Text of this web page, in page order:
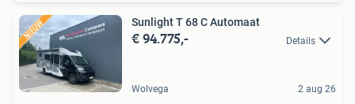
Sunlight T 68 C Automaat
€ 94.775,- Details
Wolvega 2 aug 26